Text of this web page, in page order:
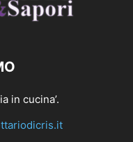
in cucina’.